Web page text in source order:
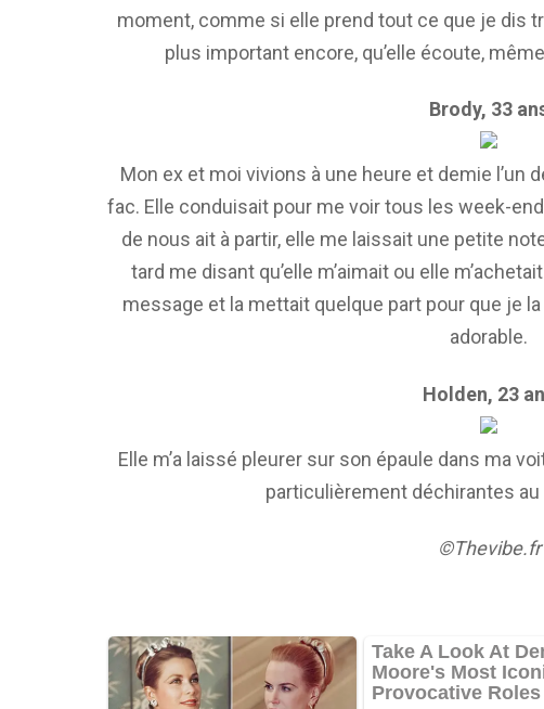
moment, comme si elle prend tout ce que je dis
plus important encore, qu’elle écoute,
Brody, 33
Mon ex et moi vivions à une heure et demie l’un
fac. Elle conduisait pour me voir tous les week-
de nous ait à partir, elle me laissait une petite
tard me disant qu’elle m’aimait ou elle
message et la mettait quelque part pour que je
adorable.
Holden, 23
Elle m’a laissé pleurer sur son épaule dans ma
particulièrement déchirantes
©Thevibe.fr